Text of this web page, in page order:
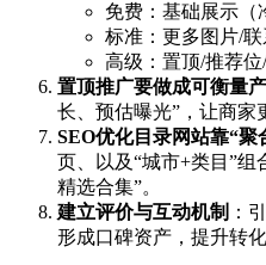
免费：基础展示（
标准：更多图片/
高级：置顶/推荐
置顶推广要做成可衡量
长、预估曝光”，让商家
SEO优化目录网站靠“聚
页、以及“城市+类目”组
精选合集”。
建立评价与互动机制 ：
形成口碑资产，提升转